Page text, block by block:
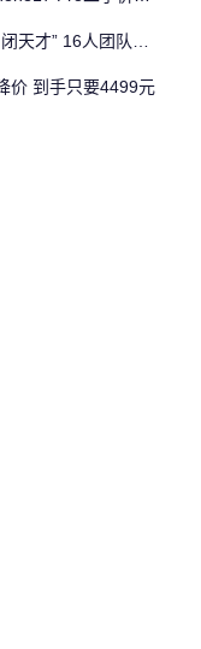
人团队连夜退订Claude
价 到手只要4499元